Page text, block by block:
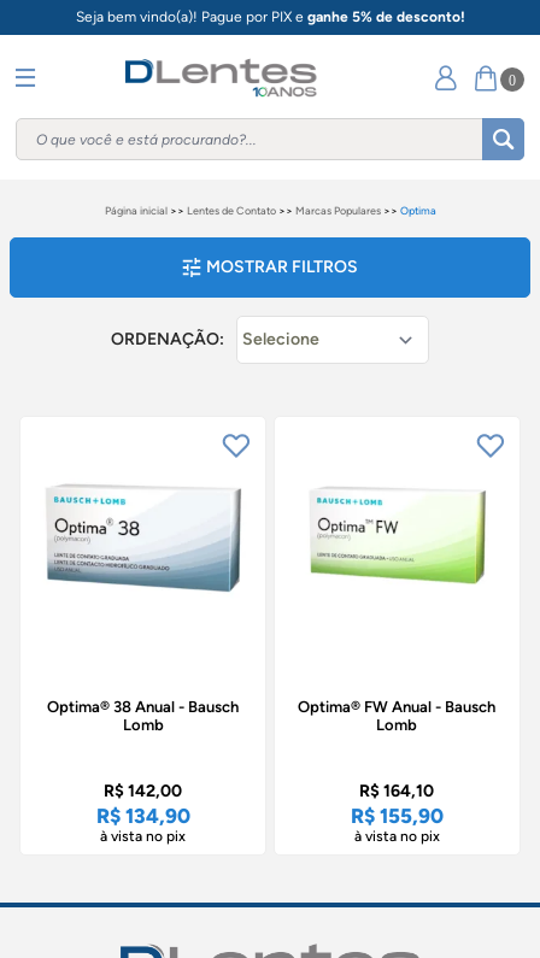
Seja bem vindo(a)! Pague por PIX e ganhe 5% de desconto!
0
Página inicial>> Lentes de Contato>> Marcas Populares>> Optima
MOSTRAR FILTROS
ORDENAÇÃO:
Optima® 38 Anual - Bausch
Lomb
R$ 142,00
R$ 134,90
à vista no pix
Optima® FW Anual - Bausch
Lomb
R$ 164,10
R$ 155,90
à vista no pix